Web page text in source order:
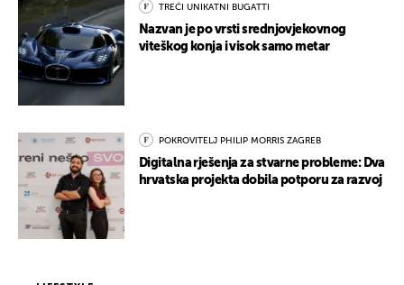
TREĆI UNIKATNI BUGATTI
Nazvan je po vrsti srednjovjekovnog
viteškog konja i visok samo metar
POKROVITELJ PHILIP MORRIS ZAGREB
Digitalna rješenja za stvarne probleme: Dva
hrvatska projekta dobila potporu za razvoj